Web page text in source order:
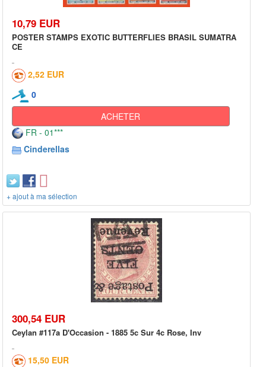
10,79 EUR
POSTER STAMPS EXOTIC BUTTERFLIES BRASIL SUMATRA
CE
2,52 EUR
0
ACHETER
FR - 01***
Cinderellas
+ ajout à ma sélection
300,54 EUR
Ceylan #117a D'Occasion - 1885 5c Sur 4c Rose, Inv
15,50 EUR